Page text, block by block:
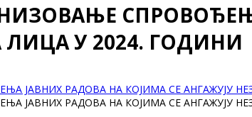
У 2024. ГОДИНИ
ЈАВНИХ РАДОВА НА КОЈИМА СЕ АНГАЖУЈУ
ЈАВНИХ РАДОВА НА КОЈИМА СЕ АНГАЖУЈУ